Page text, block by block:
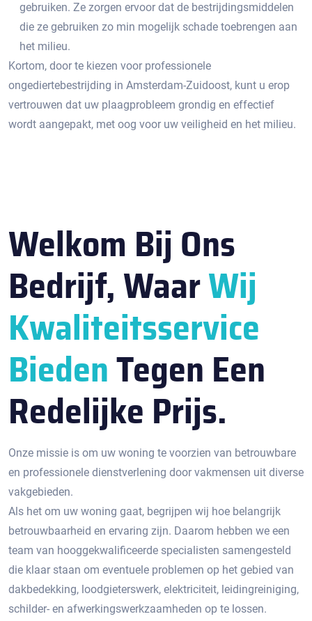
gebruiken.​ Ze zorgen ervoor dat de bestrijdingsmiddelen
die ze gebruiken zo min mogelijk schade toebrengen aan
het milieu.​
Kortom, door te kiezen voor professionele
ongediertebestrijding in Amsterdam-Zuidoost, kunt u erop
vertrouwen dat uw plaagprobleem grondig en effectief
wordt aangepakt, met oog voor uw veiligheid en het milieu.
Welkom Bij Ons
Bedrijf, WaarWij
Kwaliteitsservice
BiedenTegen Een
Redelijke Prijs.
Onze missie is om uw woning te voorzien van betrouwbare
en professionele dienstverlening door vakmensen uit diverse
vakgebieden.
Als het om uw woning gaat, begrijpen wij hoe belangrijk
betrouwbaarheid en ervaring zijn. Daarom hebben we een
team van hooggekwalificeerde specialisten samengesteld
die klaar staan om eventuele problemen op het gebied van
dakbedekking, loodgieterswerk, elektriciteit, leidingreiniging,
schilder- en afwerkingswerkzaamheden op te lossen.